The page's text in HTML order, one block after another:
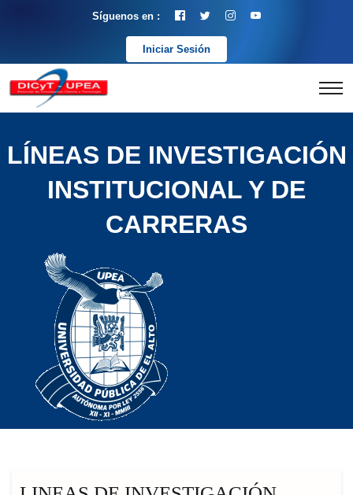
Síguenos en :
Iniciar Sesión
LÍNEAS DE INVESTIGACIÓN
INSTITUCIONAL Y DE
CARRERAS